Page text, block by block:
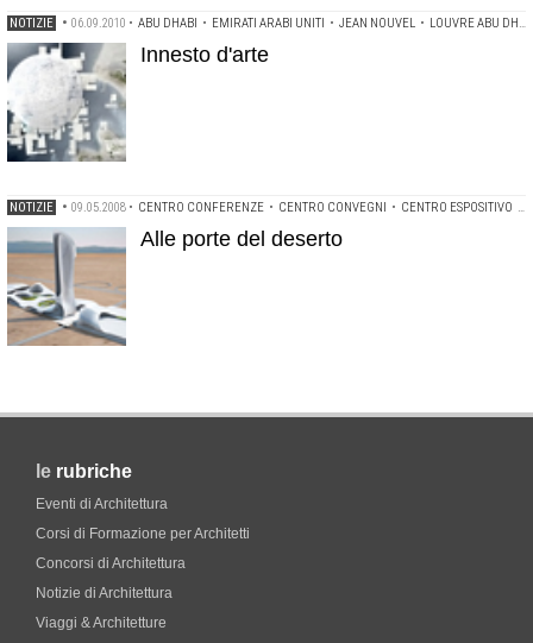
NOTIZIE • 06.09.2010 • ABU DHABI • EMIRATI ARABI UNITI • JEAN NOUVEL • LOUVRE ABU DHABI
Innesto d'arte
NOTIZIE • 09.05.2008 • CENTRO CONFERENZE • CENTRO CONVEGNI • CENTRO ESPOSITIVO
Alle porte del deserto
le rubriche
Eventi di Architettura
Corsi di Formazione per Architetti
Concorsi di Architettura
Notizie di Architettura
Viaggi & Architetture